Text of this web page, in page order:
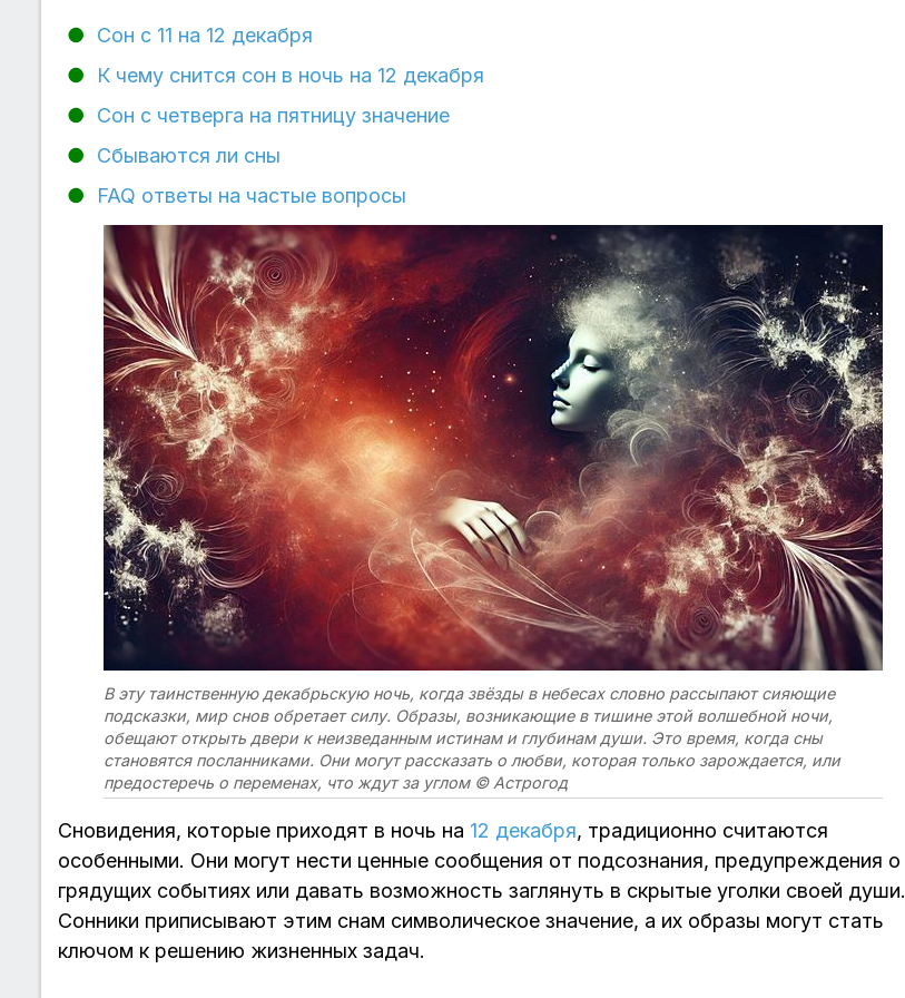
Сон с 11 на 12 декабря
К чему снится сон в ночь на 12 декабря
Сон с четверга на пятницу значение
Сбываются ли сны
FAQ ответы на частые вопросы
В эту таинственную декабрьскую ночь, когда звёзды в небесах словно рассыпают сияющие
подсказки, мир снов обретает силу. Образы, возникающие в тишине этой волшебной ночи,
обещают открыть двери к неизведанным истинам и глубинам души. Это время, когда сны
становятся посланниками. Они могут рассказать о любви, которая только зарождается, или
предостеречь о переменах, что ждут за углом © Астрогод
Сновидения, которые приходят в ночь на 12 декабря, традиционно считаются
особенными. Они могут нести ценные сообщения от подсознания, предупреждения о
грядущих событиях или давать возможность заглянуть в скрытые уголки своей души.
Сонники приписывают этим снам символическое значение, а их образы могут стать
ключом к решению жизненных задач.